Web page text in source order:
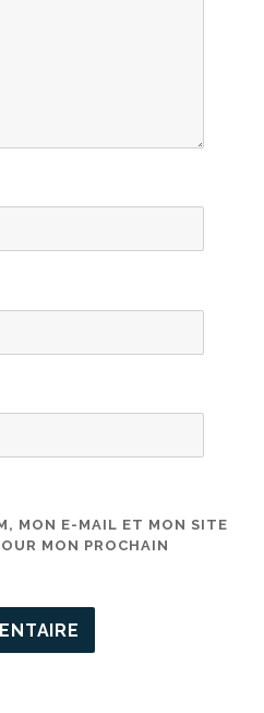
MON E-MAIL ET MON SITE
MON PROCHAIN